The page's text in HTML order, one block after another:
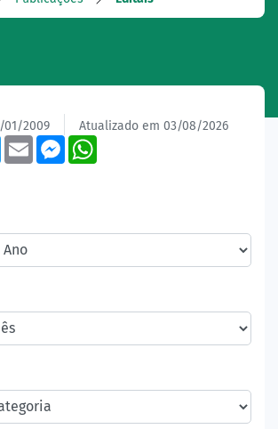
01/2009 Atualizado em 03/08/2026
TwitterEmailMessenger